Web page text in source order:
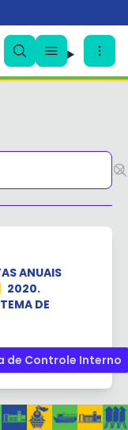
ANUAIS
2020.
DE
de Controle Interno